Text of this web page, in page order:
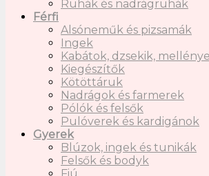
Ruhák és nadrágruhák
Férfi
Alsóneműk és pizsamák
Ingek
Kabátok, dzsekik,
Kiegészítők
Kötöttáruk
Nadrágok és farmerek
Pólók és felsők
Pulóverek és kardigánok
Gyerek
Blúzok, ingek és tunikák
Felsők és bodyk